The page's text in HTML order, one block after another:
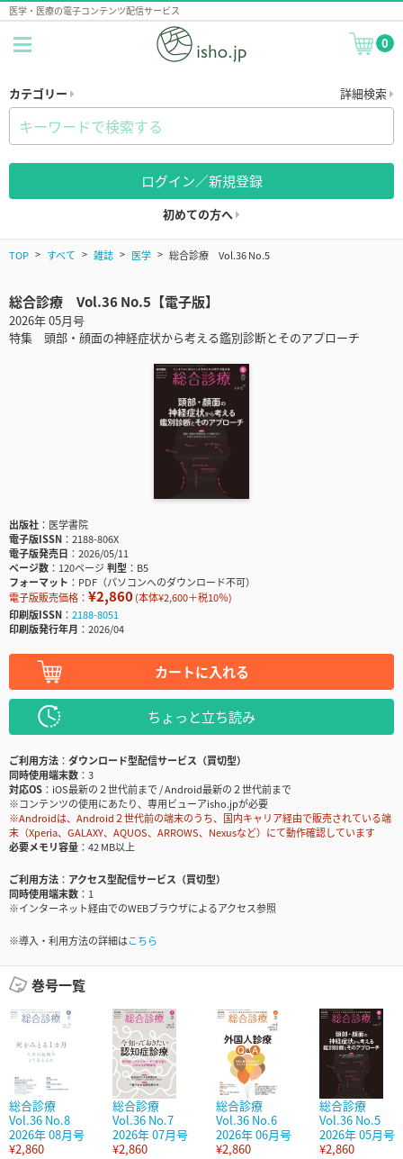
医学・医療の電子コンテンツ配信サービス
0
カテゴリー 詳細検索
ログイン／新規登録
初めての方へ
TOP すべて 雑誌 医学 総合診療 Vol.36 No.5
総合診療 Vol.36 No.5【電子版】
2026年 05月号
特集 頭部・顔面の神経症状から考える鑑別診断とそのアプローチ
出版社
医学書院
電子版ISSN
2188-806X
電子版発売日
2026/05/11
ページ数
120ページ判型
B5
フォーマット
PDF（パソコンへのダウンロード不可）
電子版販売価格： ¥2,860(本体¥2,600＋税10％)
印刷版ISSN
2188-8051
印刷版発行年月
2026/04
カートに入れる
ちょっと立ち読み
ご利用方法
ダウンロード型配信サービス（買切型）
同時使用端末数
3
対応OS
iOS最新の２世代前まで / Android最新の２世代前まで
※コンテンツの使用にあたり、専用ビューアisho.jpが必要
※Androidは、Android２世代前の端末のうち、国内キャリア経由で販売されている端
末（Xperia、GALAXY、AQUOS、ARROWS、Nexusなど）にて動作確認しています
必要メモリ容量
42 MB以上
ご利用方法
アクセス型配信サービス（買切型）
同時使用端末数
1
※インターネット経由でのWEBブラウザによるアクセス参照
※導入・利用方法の詳細はこちら
巻号一覧
総合診療
Vol.36 No.8
2026年 08月号
¥2,860
総合診療
Vol.36 No.7
2026年 07月号
¥2,860
総合診療
Vol.36 No.6
2026年 06月号
¥2,860
総合診療
Vol.36 No.5
2026年 05月号
¥2,860